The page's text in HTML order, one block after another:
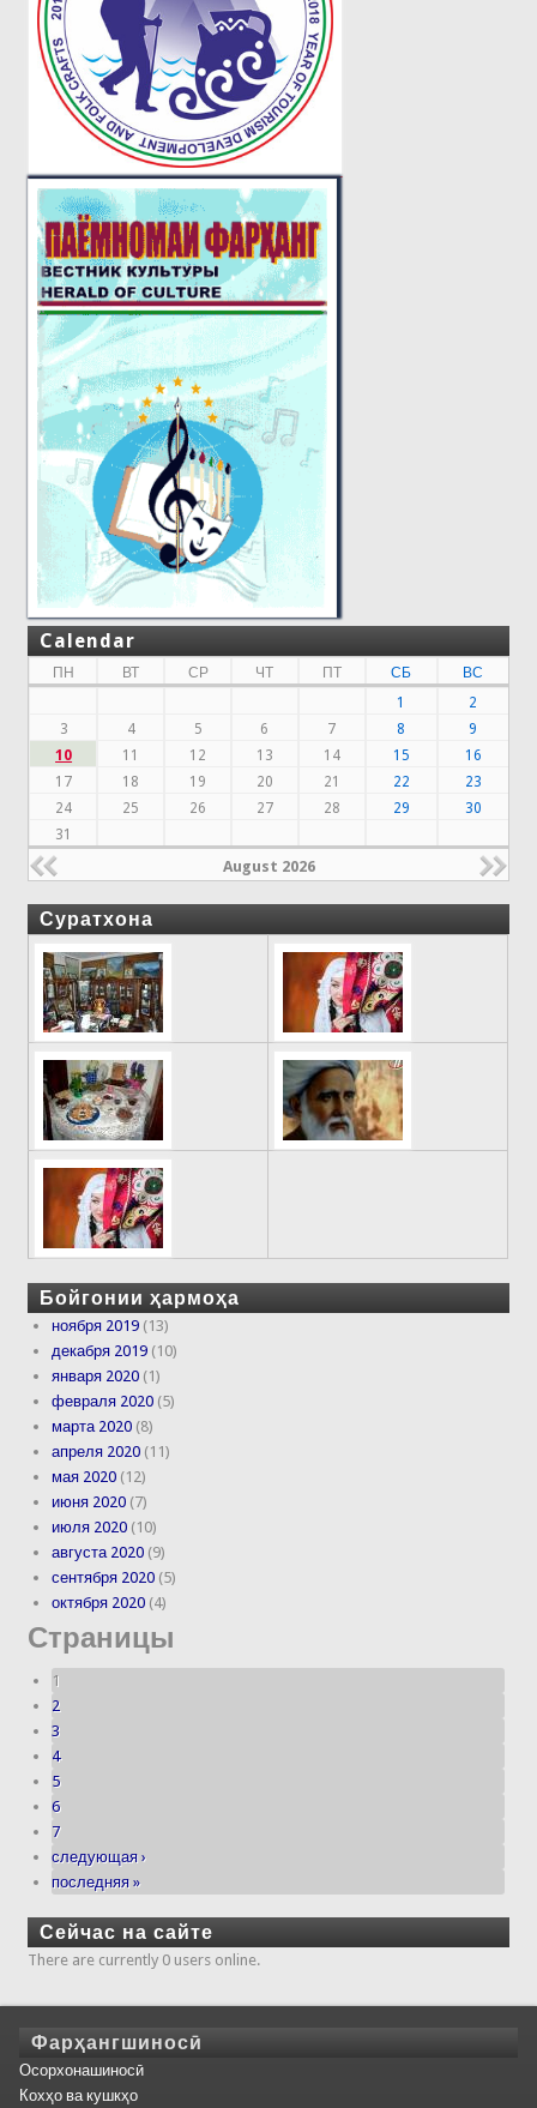
Calendar
ПН ВТ СР ЧТ ПТ СБ
ВС
1
2
3
4 5 6 7 8
9
10
11 12 13 14 15
16
17
18 19 20 21 22
23
24
25 26 27 28 29
30
31
August 2026
Суратхона
Бойгонии ҳармоҳа
ноября 2019 (13)
декабря 2019 (10)
января 2020 (1)
февраля 2020 (5)
марта 2020 (8)
апреля 2020 (11)
мая 2020 (12)
июня 2020 (7)
июля 2020 (10)
августа 2020 (9)
сентября 2020 (5)
октября 2020 (4)
Страницы
1
2
3
4
5
6
7
следующая ›
последняя »
Сейчас на сайте
There are currently 0 users online.
Фарҳангшиносӣ
Осорхонашиносӣ
Кохҳо ва кушкҳо